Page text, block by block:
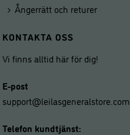
Ångerrätt och returer
KONTAKTA OSS
Vi finns alltid här för dig!
E-post
support@leilasgeneralstore.com
Telefon kundtjänst: